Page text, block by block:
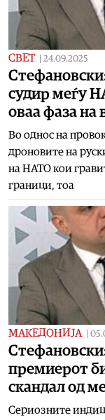
СВЕТ 24.09.2025
судир меѓу
оваа фаза на
Во однос на
дроновите на
на НАТО кои
граници, тоа
МАКЕДОНИЈА
премиерот
скандал од
Сериозните